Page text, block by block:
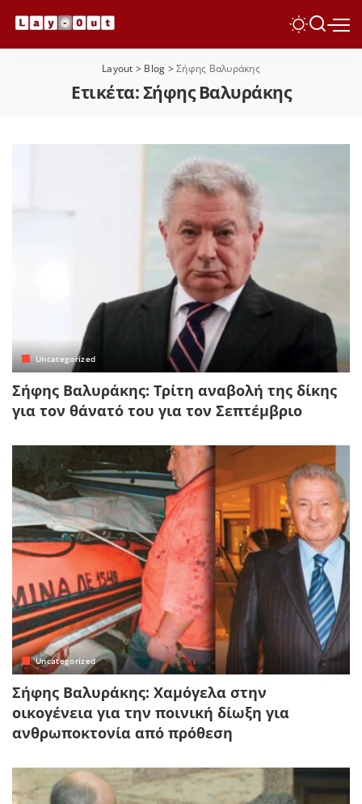
Layout > Blog >Σήφης Βαλυράκης
Ετικέτα:Σήφης Βαλυράκης
Uncategorized
Σήφης Βαλυράκης: Τρίτη αναβολή της δίκης
για τον θάνατό του για τον Σεπτέμβριο
Uncategorized
Σήφης Βαλυράκης: Χαμόγελα στην
οικογένεια για την ποινική δίωξη για
ανθρωποκτονία από πρόθεση